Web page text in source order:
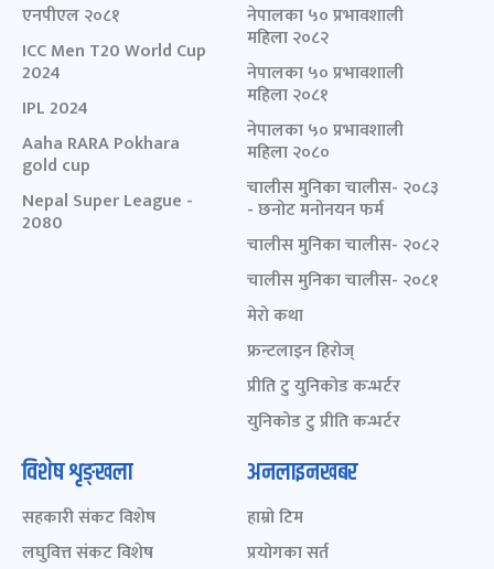
एनपीएल २०८१
ICC Men T20 World Cup
2024
IPL 2024
Aaha RARA Pokhara
gold cup
Nepal Super League -
2080
नेपालका ५० प्रभावशाली
महिला २०८२
नेपालका ५० प्रभावशाली
महिला २०८१
नेपालका ५० प्रभावशाली
महिला २०८०
चालीस मुनिका चालीस- २०८३
- छनोट मनोनयन फर्म
चालीस मुनिका चालीस- २०८२
चालीस मुनिका चालीस- २०८१
मेरो कथा
फ्रन्टलाइन हिरोज्
प्रीति टु युनिकोड कन्भर्टर
युनिकोड टु प्रीति कन्भर्टर
विशेष शृङ्खला
सहकारी संकट विशेष
लघुवित्त संकट विशेष
अनलाइनखबर
हाम्रो टिम
प्रयोगका सर्त